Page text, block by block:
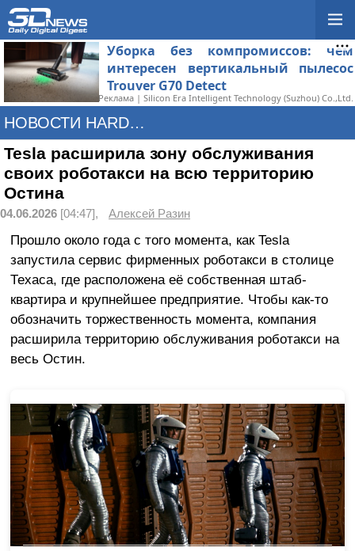
Уборка без компромиссов: чем
интересен вертикальный пылесос
Trouver G70 Detect
Реклама | Silicon Era Intelligent Technology (Suzhou) Co.,Ltd.
НОВОСТИ HARDWARE
Tesla расширила зону обслуживания
своих роботакси на всю территорию
Остина
04.06.2026 [04:47], Алексей Разин
Прошло около года с того момента, как Tesla
запустила сервис фирменных роботакси в столице
Техаса, где расположена её собственная штаб-
квартира и крупнейшее предприятие. Чтобы как-то
обозначить торжественность момента, компания
расширила территорию обслуживания роботакси на
весь Остин.